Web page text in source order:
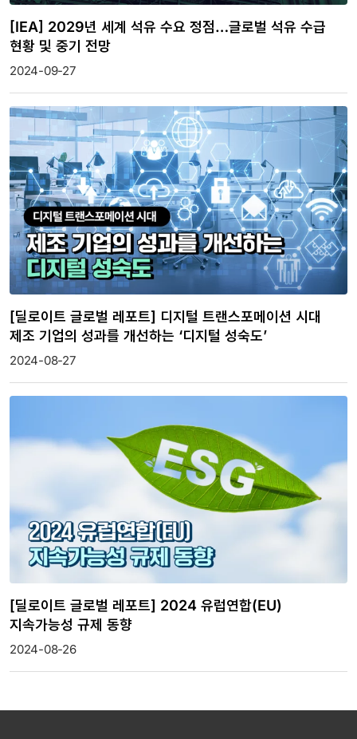
[IEA] 2029년 세계 석유 수요 정점…글로벌 석유 수급
현황 및 중기 전망
2024-09-27
[딜로이트 글로벌 레포트] 디지털 트랜스포메이션 시대
제조 기업의 성과를 개선하는 ‘디지털 성숙도’
2024-08-27
[딜로이트 글로벌 레포트] 2024 유럽연합(EU)
지속가능성 규제 동향
2024-08-26